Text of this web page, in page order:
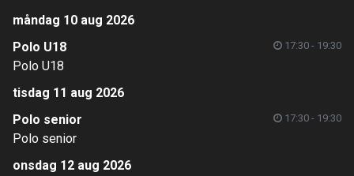
måndag 10 aug 2026
Polo U18
17:30 - 19:30
Polo U18
tisdag 11 aug 2026
Polo senior
17:30 - 19:30
Polo senior
onsdag 12 aug 2026